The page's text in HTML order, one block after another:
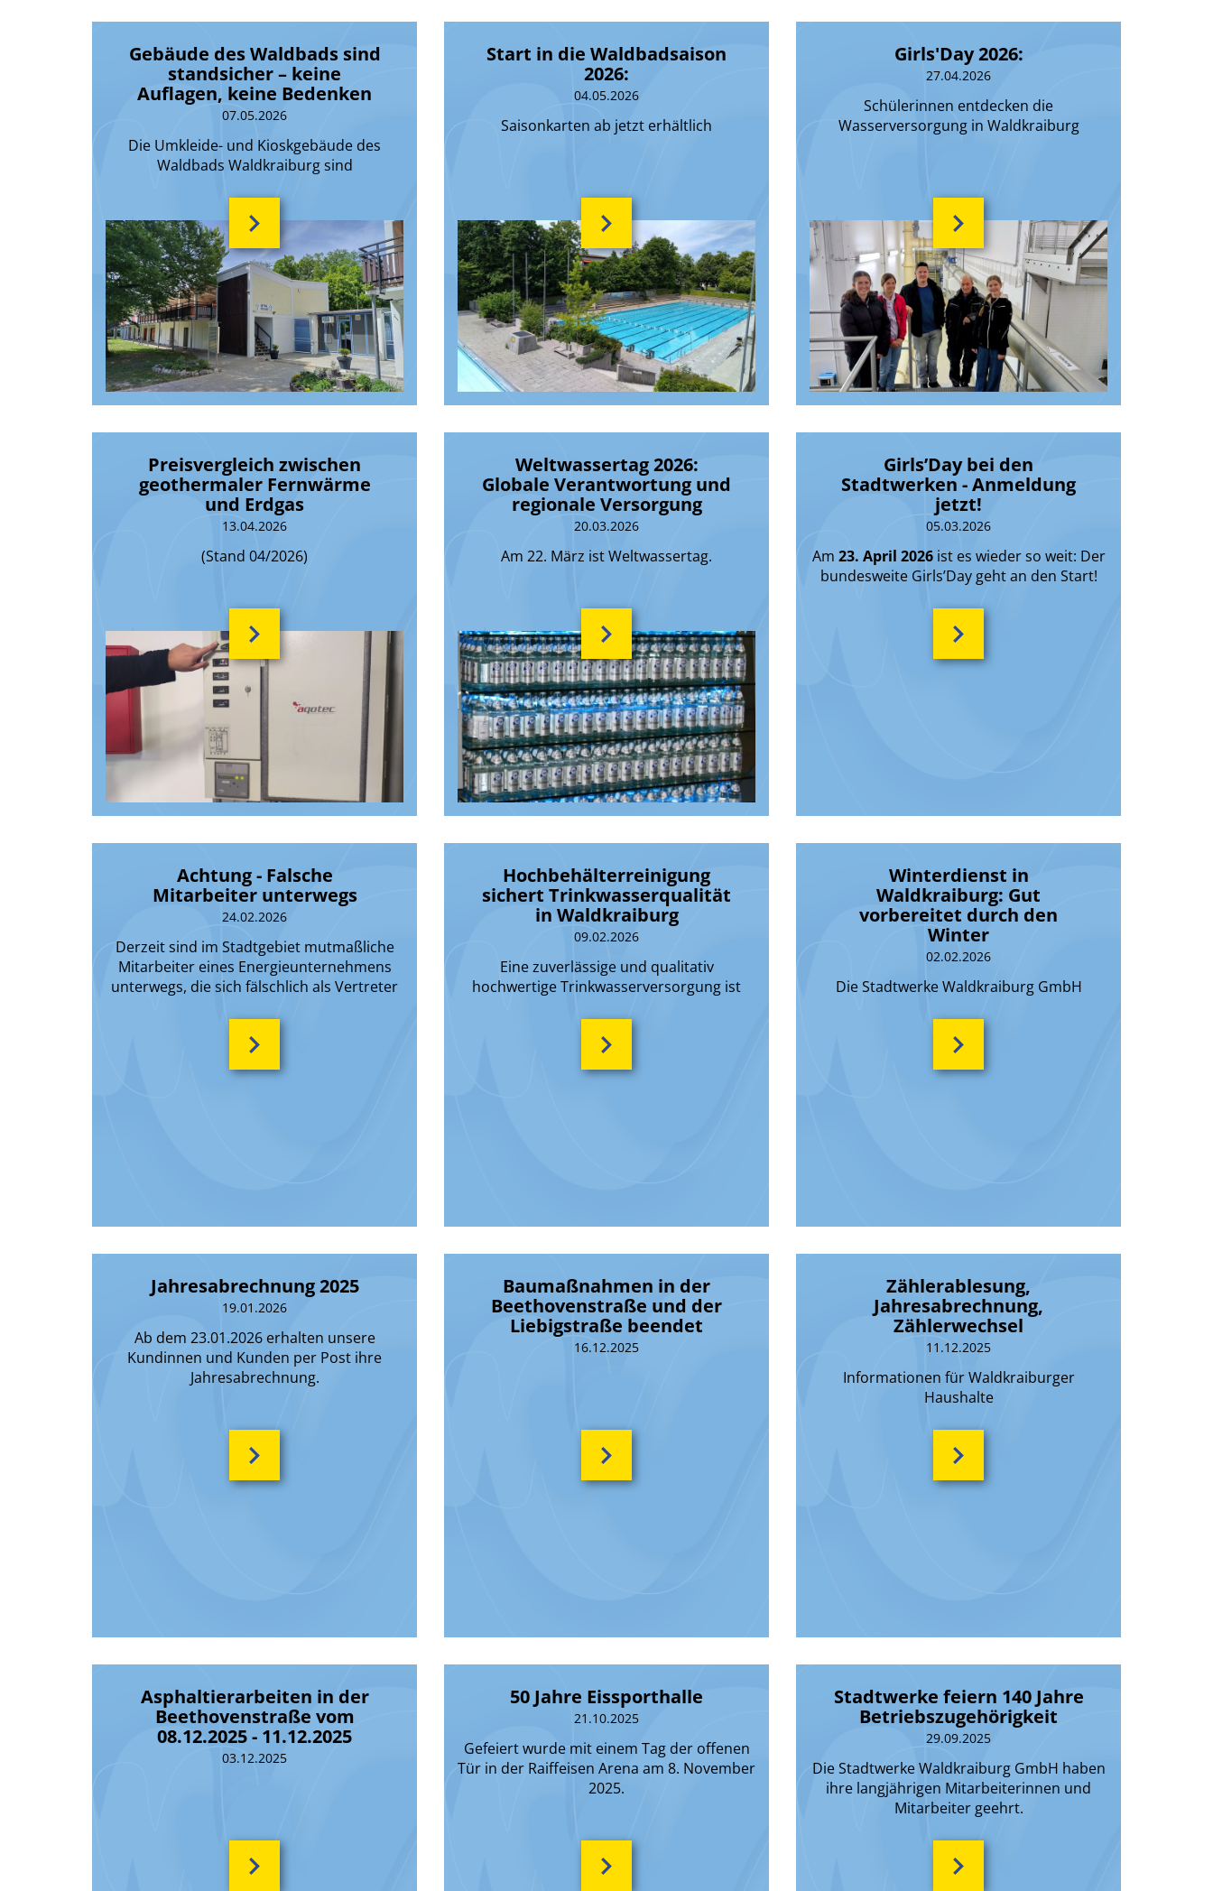
Gebäude des Waldbads sind
standsicher – keine
Auflagen, keine Bedenken
07.05.2026
Die Umkleide- und Kioskgebäude des
Waldbads Waldkraiburg sind
Start in die Waldbadsaison
2026:
04.05.2026
Saisonkarten ab jetzt erhältlich
Girls'Day 2026:
27.04.2026
Schülerinnen entdecken die
Wasserversorgung in Waldkraiburg
Preisvergleich zwischen
geothermaler Fernwärme
und Erdgas
13.04.2026
(Stand 04/2026)
Weltwassertag 2026:
Globale Verantwortung und
regionale Versorgung
20.03.2026
Am 22. März ist Weltwassertag.
Girls’Day bei den
Stadtwerken - Anmeldung
jetzt!
05.03.2026
Am 23. April 2026ist es wieder so weit: Der
bundesweite Girls’Day geht an den Start!
Achtung - Falsche
Mitarbeiter unterwegs
24.02.2026
Derzeit sind im Stadtgebiet mutmaßliche
Mitarbeiter eines Energieunternehmens
unterwegs, die sich fälschlich als Vertreter
Hochbehälterreinigung
sichert Trinkwasserqualität
in Waldkraiburg
09.02.2026
Eine zuverlässige und qualitativ
hochwertige Trinkwasserversorgung ist
Stadtwerke Waldkraiburg GmbH.
Winterdienst in
Waldkraiburg: Gut
vorbereitet durch den
Winter
02.02.2026
Die Stadtwerke Waldkraiburg GmbH
kommunalen Winterdienst und sind für die
laufende Wintersaison gut gerüstet.
Jahresabrechnung 2025
19.01.2026
Ab dem 23.01.2026 erhalten unsere
Kundinnen und Kunden per Post ihre
Jahresabrechnung.
Baumaßnahmen in der
Beethovenstraße und der
Liebigstraße beendet
16.12.2025
Zählerablesung,
Jahresabrechnung,
Zählerwechsel
11.12.2025
Informationen für Waldkraiburger
Haushalte
Asphaltierarbeiten in der
Beethovenstraße vom
08.12.2025 - 11.12.2025
03.12.2025
50 Jahre Eissporthalle
21.10.2025
Gefeiert wurde mit einem Tag der offenen
Tür in der Raiffeisen Arena am 8. November
2025.
Stadtwerke feiern 140 Jahre
Betriebszugehörigkeit
29.09.2025
Die Stadtwerke Waldkraiburg GmbH haben
ihre langjährigen Mitarbeiterinnen und
Mitarbeiter geehrt.